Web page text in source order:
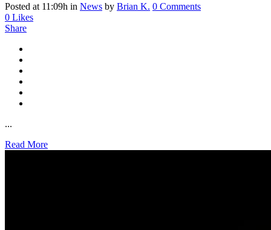
Posted at 11:09h in News by Brian K. 0 Comments
0 Likes
Share
...
Read More